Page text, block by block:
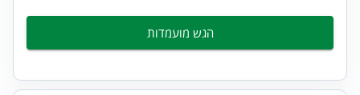
הגש מועמדות